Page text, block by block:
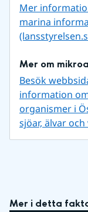
Mer
marina
Mer om
Besök
information
organismer i
sjöar, älvar
Mer i detta